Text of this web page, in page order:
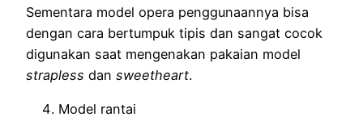
Sementara model opera penggunaannya bisa
dengan cara bertumpuk tipis dan sangat cocok
digunakan saat mengenakan pakaian model
strapless dan sweetheart.
Model rantai